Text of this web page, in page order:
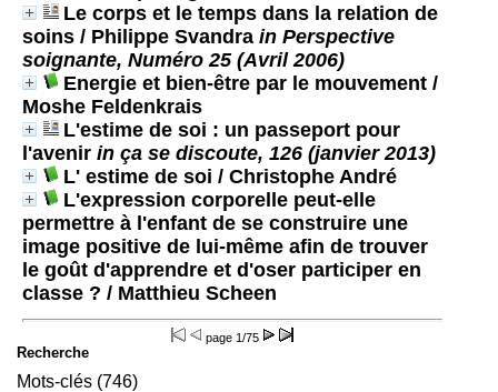
Le corps et le temps dans la relation de
soins / Philippe Svandra in Perspective
soignante, Numéro 25 (Avril 2006)
Energie et bien-être par le mouvement /
Moshe Feldenkrais
L'estime de soi : un passeport pour
l'avenir in ça se discoute, 126 (janvier 2013)
L' estime de soi / Christophe André
L'expression corporelle peut-elle
permettre à l'enfant de se construire une
image positive de lui-même afin de trouver
le goût d'apprendre et d'oser participer en
classe ? / Matthieu Scheen
page 1/75
Recherche
Mots-clés (746)